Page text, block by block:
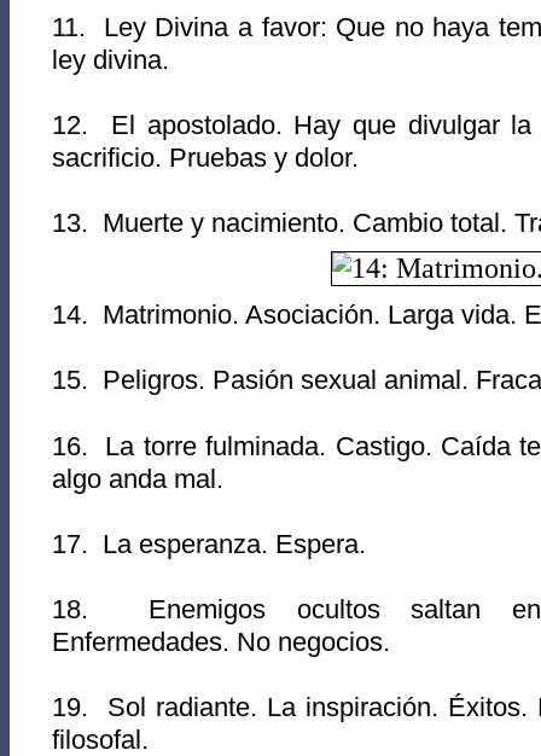
11. Ley Divina a favor: Que no haya
ley divina.
12. El apostolado. Hay que divulgar la
sacrificio. Pruebas y dolor.
13. Muerte y nacimiento. Cambio total.
14. Matrimonio. Asociación. Larga vida.
15. Peligros. Pasión sexual animal.
16. La torre fulminada. Castigo. Caída
algo anda mal.
17. La esperanza. Espera.
18. Enemigos ocultos saltan en
Enfermedades. No negocios.
19. Sol radiante. La inspiración. Éxitos.
filosofal.